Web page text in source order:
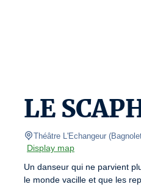
LE
Théâtre L'Echangeur (
Display map
Un danseur qui ne parvient
le monde vacille et que les